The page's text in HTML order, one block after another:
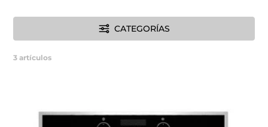
CATEGORÍAS
3 artículos